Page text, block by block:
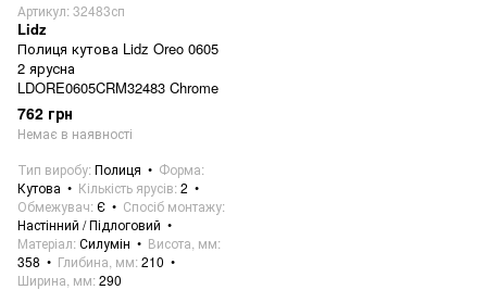
Артикул: 32483сп
Lidz
Полиця кутова Lidz Oreo 0605
2 ярусна
LDORE0605CRM32483 Chrome
762 грн
Немає в наявності
Тип виробу Полиця
Форма
Кутова
Кількість ярусів 2
Обмежувач Є
Спосіб монтажу
Настінний / Підлоговий
Матеріал Силумін
Висота, мм
358
Глибина, мм 210
Ширина, мм 290